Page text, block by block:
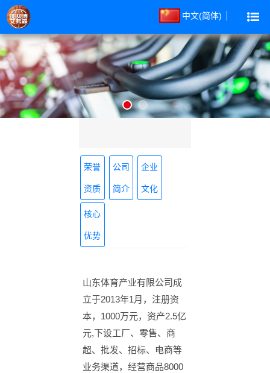
中文(简体)
荣誉
资质
公司
简介
企业
文化
核心
优势
山东体育产业有限公司成
立于2013年1月，注册资
本，1000万元，资产2.5亿
元,下设工厂、零售、商
超、批发、招标、电商等
业务渠道，经营商品8000